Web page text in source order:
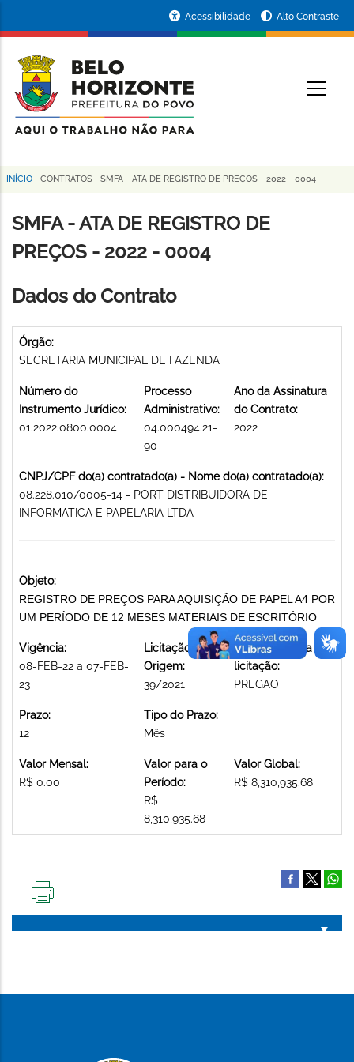
conteúdo
principal
da
Prefeitura
de
Horizonte
Acessibilidade Alto Contraste
Trilha
de
navegação
INÍCIO - CONTRATOS - SMFA - ATA DE REGISTRO DE PREÇOS - 2022 - 0004
SMFA - ATA DE REGISTRO DE
PREÇOS - 2022 - 0004
Dados do Contrato
Órgão:
SECRETARIA MUNICIPAL DE FAZENDA
Número do
Instrumento Jurídico:
01.2022.0800.0004
Processo
Administrativo:
04.000494.21-
90
Ano da Assinatura
do Contrato:
2022
CNPJ/CPF do(a) contratado(a) - Nome do(a) contratado(a):
08.228.010/0005-14 - PORT DISTRIBUIDORA DE
INFORMATICA E PAPELARIA LTDA
Objeto:
REGISTRO DE PREÇOS PARA AQUISIÇÃO DE PAPEL A4 POR
UM PERÍODO DE 12 MESES MATERIAIS DE ESCRITÓRIO
Vigência:
08-FEB-22 a 07-FEB-
23
Licitação de
Origem:
39/2021
Modalidade da
licitação:
PREGAO
Prazo:
12
Tipo do Prazo:
Mês
Valor Mensal:
R$ 0.00
Valor para o
Período:
R$
8,310,935.68
Valor Global:
R$ 8,310,935.68
PÁGINA